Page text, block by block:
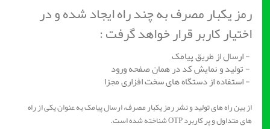
رمز یکبار مصرف به چند راه ایجاد شده و در
اختیار کاربر قرار خواهد گرفت :
- ارسال از طریق پیامک
- تولید و نمایش کد در همان صفحه ورود
- استفاده از دستگاه های سخت افزاری مجزا
از بین راه های تولید و نشر رمز یکبار مصرف، ارسال پیامک به عنوان یکی از راه
های متداول و پر کاربرد OTP شناخته شده است.